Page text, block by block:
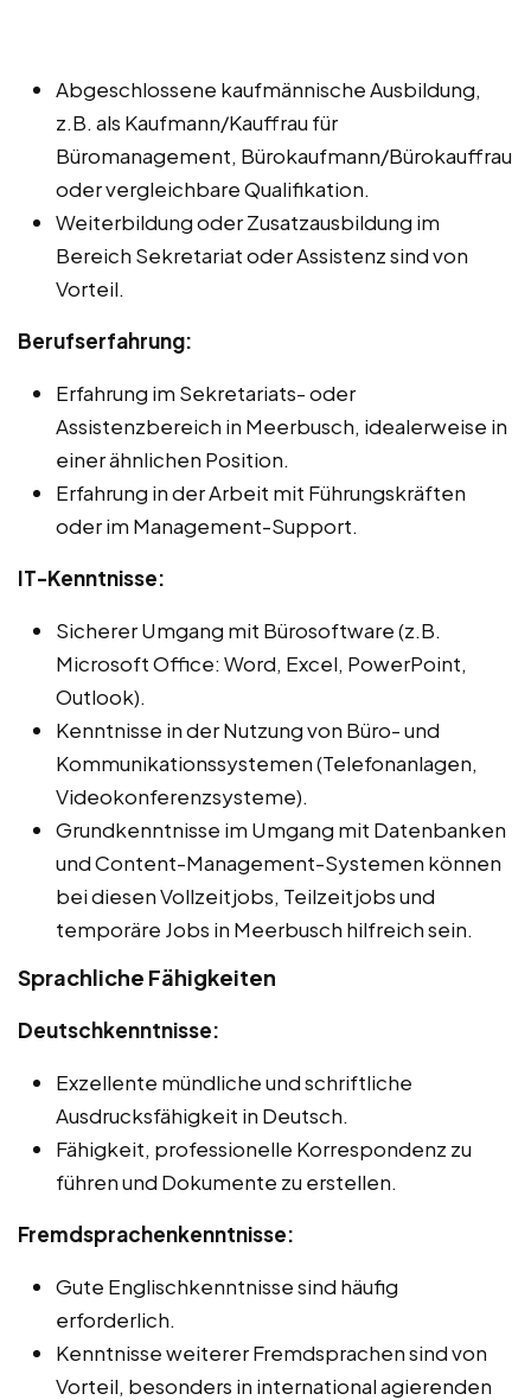
Abgeschlossene kaufmännische Ausbildung,
z.B. als Kaufmann/Kauffrau für
Büromanagement, Bürokaufmann/Bürokauffrau
oder vergleichbare Qualifikation.
Weiterbildung oder Zusatzausbildung im
Bereich Sekretariat oder Assistenz sind von
Vorteil.
Berufserfahrung:
Erfahrung im Sekretariats- oder
Assistenzbereich in Meerbusch, idealerweise in
einer ähnlichen Position.
Erfahrung in der Arbeit mit Führungskräften
oder im Management-Support.
IT-Kenntnisse:
Sicherer Umgang mit Bürosoftware (z.B.
Microsoft Office: Word, Excel, PowerPoint,
Outlook).
Kenntnisse in der Nutzung von Büro- und
Kommunikationssystemen (Telefonanlagen,
Videokonferenzsysteme).
Grundkenntnisse im Umgang mit Datenbanken
und Content-Management-Systemen können
bei diesen Vollzeitjobs, Teilzeitjobs und
temporäre Jobs in Meerbusch hilfreich sein.
Sprachliche Fähigkeiten
Deutschkenntnisse:
Exzellente mündliche und schriftliche
Ausdrucksfähigkeit in Deutsch.
Fähigkeit, professionelle Korrespondenz zu
führen und Dokumente zu erstellen.
Fremdsprachenkenntnisse:
Gute Englischkenntnisse sind häufig
erforderlich.
Kenntnisse weiterer Fremdsprachen sind von
Vorteil, besonders in international agierenden